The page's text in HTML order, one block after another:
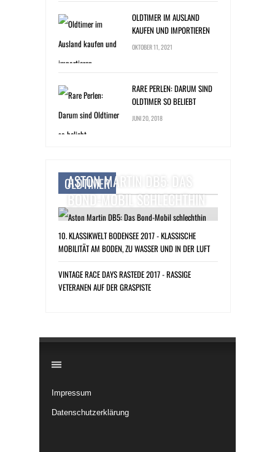
OLDTIMER IM AUSLAND
KAUFEN UND IMPORTIEREN
OKTOBER 11, 2021
RARE PERLEN: DARUM SIND
OLDTIMER SO BELIEBT
JUNI 20, 2018
OLDTIMER
ASTON MARTIN DB5: DAS
BOND-MOBIL SCHLECHTHIN
10. KLASSIKWELT BODENSEE 2017 - KLASSISCHE
MOBILITÄT AM BODEN, ZU WASSER UND IN DER LUFT
VINTAGE RACE DAYS RASTEDE 2017 - RASSIGE
VETERANEN AUF DER GRASPISTE
Impressum
Datenschutzerklärung